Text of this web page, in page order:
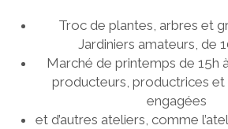
Troc de plantes, arbres et
Jardiniers amateurs, de
Marché de printemps de 15h
producteurs, productrices et
engagées
et d’autres ateliers, comme